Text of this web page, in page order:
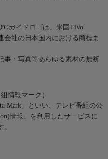
Gガイドロゴは、米国TiVo
会社の日本国内における商標ま
事・写真等あらゆる素材の無断
情報マーク）
Mark」といい、テレビ番組の公
情報」を利用したサービスに